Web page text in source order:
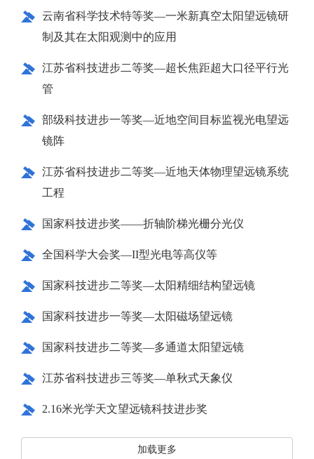
云南省科学技术特等奖—一米新真空太阳望远镜研
制及其在太阳观测中的应用
江苏省科技进步二等奖—超长焦距超大口径平行光
管
部级科技进步一等奖—近地空间目标监视光电望远
镜阵
江苏省科技进步二等奖—近地天体物理望远镜系统
工程
国家科技进步奖——折轴阶梯光栅分光仪
全国科学大会奖—II型光电等高仪等
国家科技进步二等奖—太阳精细结构望远镜
国家科技进步一等奖—太阳磁场望远镜
国家科技进步二等奖—多通道太阳望远镜
江苏省科技进步三等奖—单秋式天象仪
2.16米光学天文望远镜科技进步奖
加载更多